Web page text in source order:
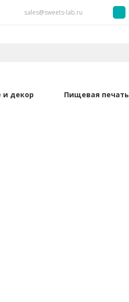
sales@sweets-lab.ru
и декор Пищевая печать